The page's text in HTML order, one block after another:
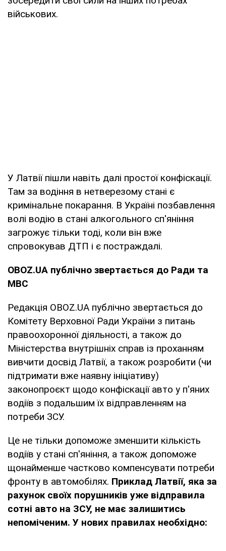
військових.
У Латвії пішли навіть далі простої конфіскації.
Там за водіння в нетверезому стані є
кримінальне покарання. В Україні позбавлення
волі водію в стані алкогольного сп'яніння
загрожує тільки тоді, коли він вже
спровокував ДТП і є постраждалі.
OBOZ.UA публічно звертається до Ради та
МВС
Редакція OBOZ.UA публічно звертається до
Комітету Верховної Ради України з питань
правоохоронної діяльності, а також до
Міністерства внутрішніх справ із проханням
вивчити досвід Латвії, а також розробити (чи
підтримати вже наявну ініціативу)
законопроєкт щодо конфіскації авто у п'яних
водіїв з подальшим їх відправленням на
потреби ЗСУ.
Це не тільки допоможе зменшити кількість
водіїв у стані сп'яніння, а також допоможе
щонайменше частково компенсувати потреби
фронту в автомобілях. Приклад Латвії, яка за
рахунок своїх порушників уже відправила
сотні авто на ЗСУ, не має залишитись
непоміченим. У нових правилах необхідно: